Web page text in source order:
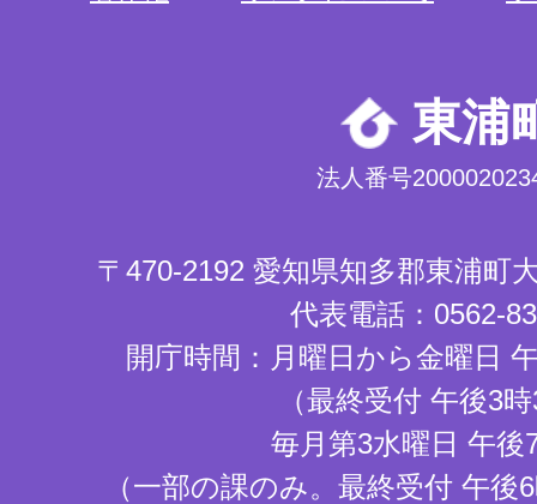
東浦
法人番号
〒470-2192 愛知県知多郡東浦町
代表電話：0562-
開庁時間：月曜日から金曜日
（最終受付 午後3
毎月第3水曜日 午後
（一部の課のみ。最終受付 午